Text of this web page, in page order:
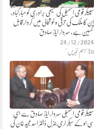
سپیکر قومی اسمبلی کی مسیحی برادری کو مبارکباد,
ان کا ملک کی ترقی و خوشحالی میں کردار قابل
تحسین ہے، سردار ایاز صادق
24/12/2024
In "اہم خبریں"
سپیکر قومی اسمبلی سردار ایاز صادق سے ای
سی او کے سیکرٹری جنرل ڈاکٹر اسد مجید خان کی